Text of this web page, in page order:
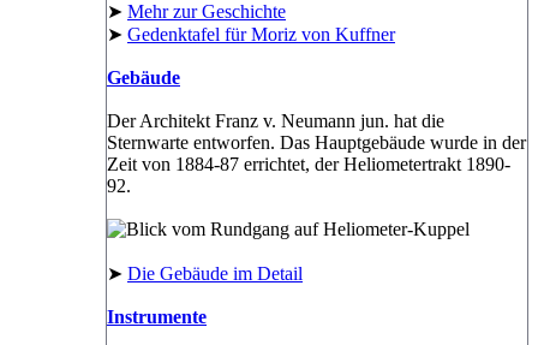
➤ Mehr zur Geschichte
➤ Gedenktafel für Moriz von Kuffner
Gebäude
Der Architekt Franz v. Neumann jun. hat die
Sternwarte entworfen. Das Hauptgebäude wurde in der
Zeit von 1884-87 errichtet, der Heliometertrakt 1890-
92.
➤ Die Gebäude im Detail
Instrumente